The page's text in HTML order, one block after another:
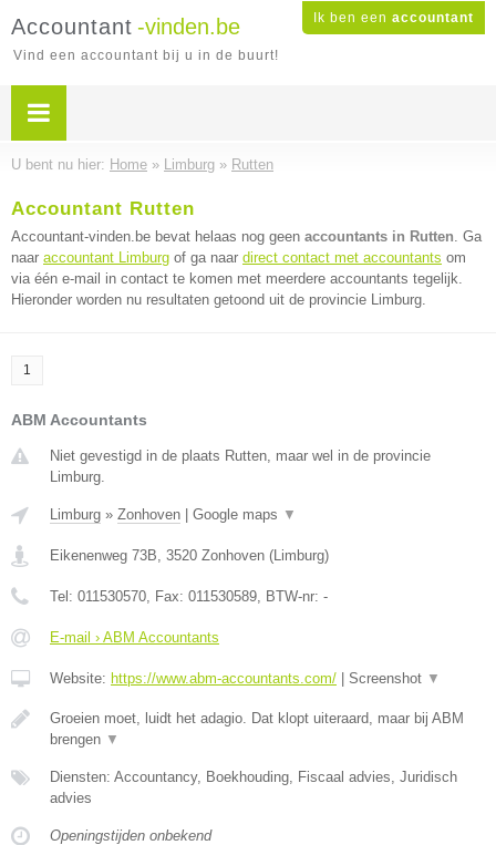
Ik ben een accountant
Accountant -vinden.be
Vind een accountant bij u in de buurt!
U bent nu hier: Home » Limburg » Rutten
Accountant Rutten
Accountant-vinden.be bevat helaas nog geen accountants in Rutten. Ga
naar accountant Limburg of ga naar direct contact met accountants om
via één e-mail in contact te komen met meerdere accountants tegelijk.
Hieronder worden nu resultaten getoond uit de provincie Limburg.
1
ABM Accountants
Niet gevestigd in de plaats Rutten, maar wel in de provincie
Limburg.
Limburg » Zonhoven Google maps ▼
Eikenenweg 73B, 3520 Zonhoven (Limburg)
Tel: 011530570, Fax: 011530589, BTW-nr: -
E-mail › ABM Accountants
Website: https://www.abm-accountants.com/ Screenshot ▼
Groeien moet, luidt het adagio. Dat klopt uiteraard, maar bij ABM
brengen ▼
Diensten: Accountancy, Boekhouding, Fiscaal advies, Juridisch
advies
Openingstijden onbekend